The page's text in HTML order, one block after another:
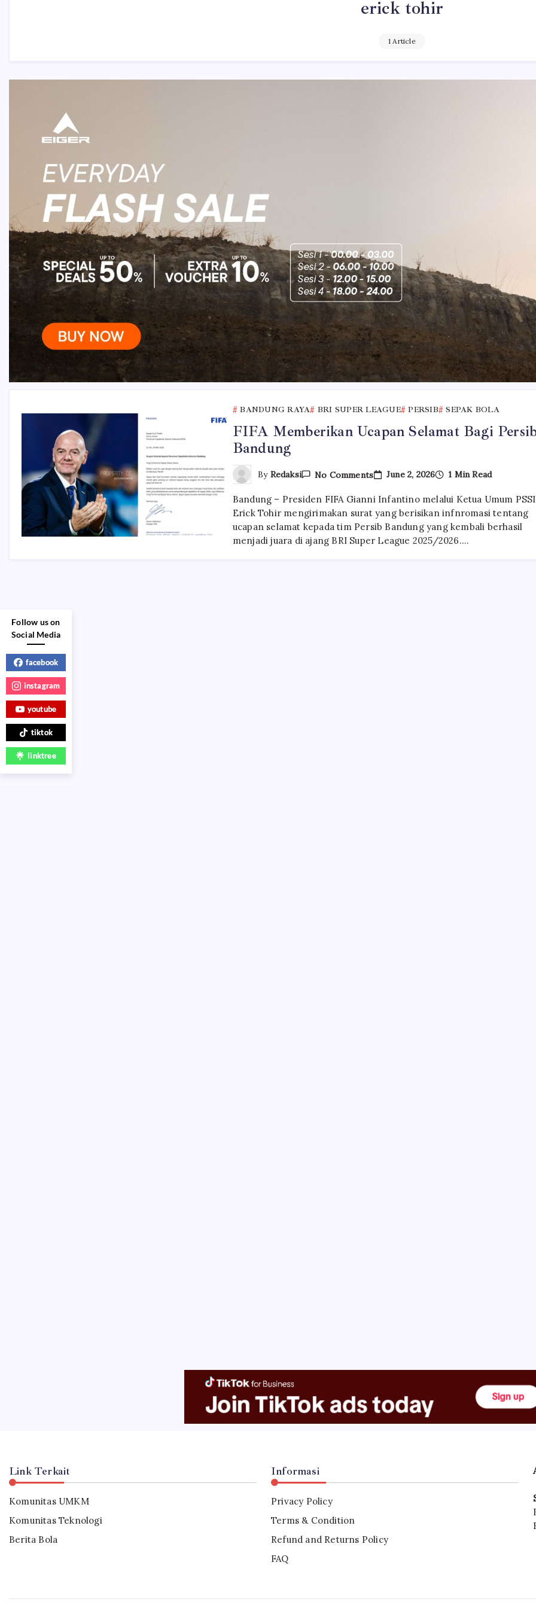
erick tohir
1 Article
BANDUNG RAYA BRI SUPER LEAGUE PERSIB SEPAK BOLA
FIFA Memberikan Ucapan Selamat Bagi
Bandung
By Redaksi No CommentsOn
Memberikan
Ucapan
Selamat
Bagi
Persib
Bandung
June 2, 2026 1 Min Read
Bandung – Presiden FIFA Gianni Infantino melalui Ketua Umum PSSI
Erick Tohir mengirimakan surat yang berisikan infnromasi tentang
ucapan selamat kepada tim Persib Bandung yang kembali berhasil
menjadi juara di ajang BRI Super League 2025/2026.…
Link Terkait
Komunitas UMKM
Komunitas Teknologi
Berita Bola
Informasi
Privacy Policy
Terms & Condition
Refund and Returns Policy
FAQ
Follow us on
Social Media
facebook
instagram
youtube
tiktok
linktree